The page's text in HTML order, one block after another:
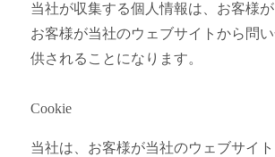
当社が収集する個人情報は、お客様
お客様が当社のウェブサイトから問
供されることになります。
Cookie
当社は、お客様が当社のウェブサイ